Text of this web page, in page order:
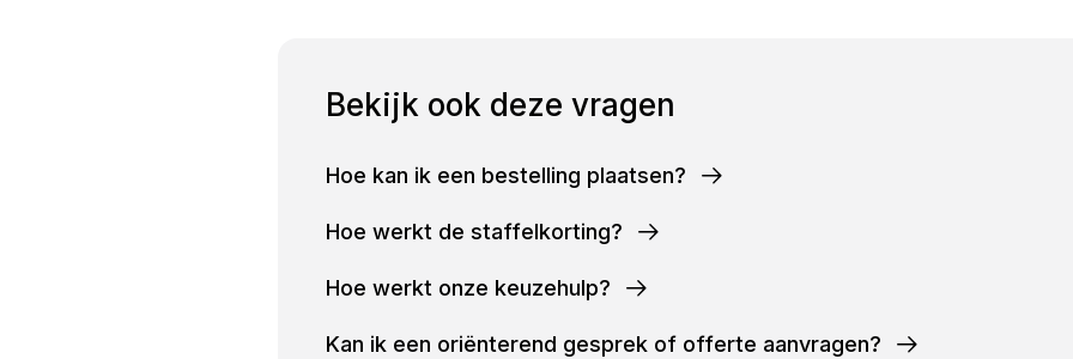
Bekijk ook deze vragen
Hoe kan ik een bestelling plaatsen?
Hoe werkt de staffelkorting?
Hoe werkt onze keuzehulp?
Kan ik een oriënterend gesprek of offerte aanvragen?